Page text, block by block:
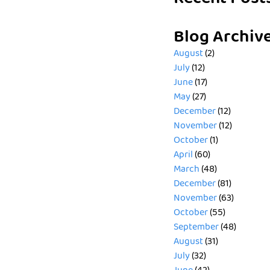
Blog
August(2)
July(12)
June(17)
May(27)
December(12)
November(12)
October(1)
April(60)
March(48)
December(81)
November(63)
October(55)
September(48)
August(31)
July(32)